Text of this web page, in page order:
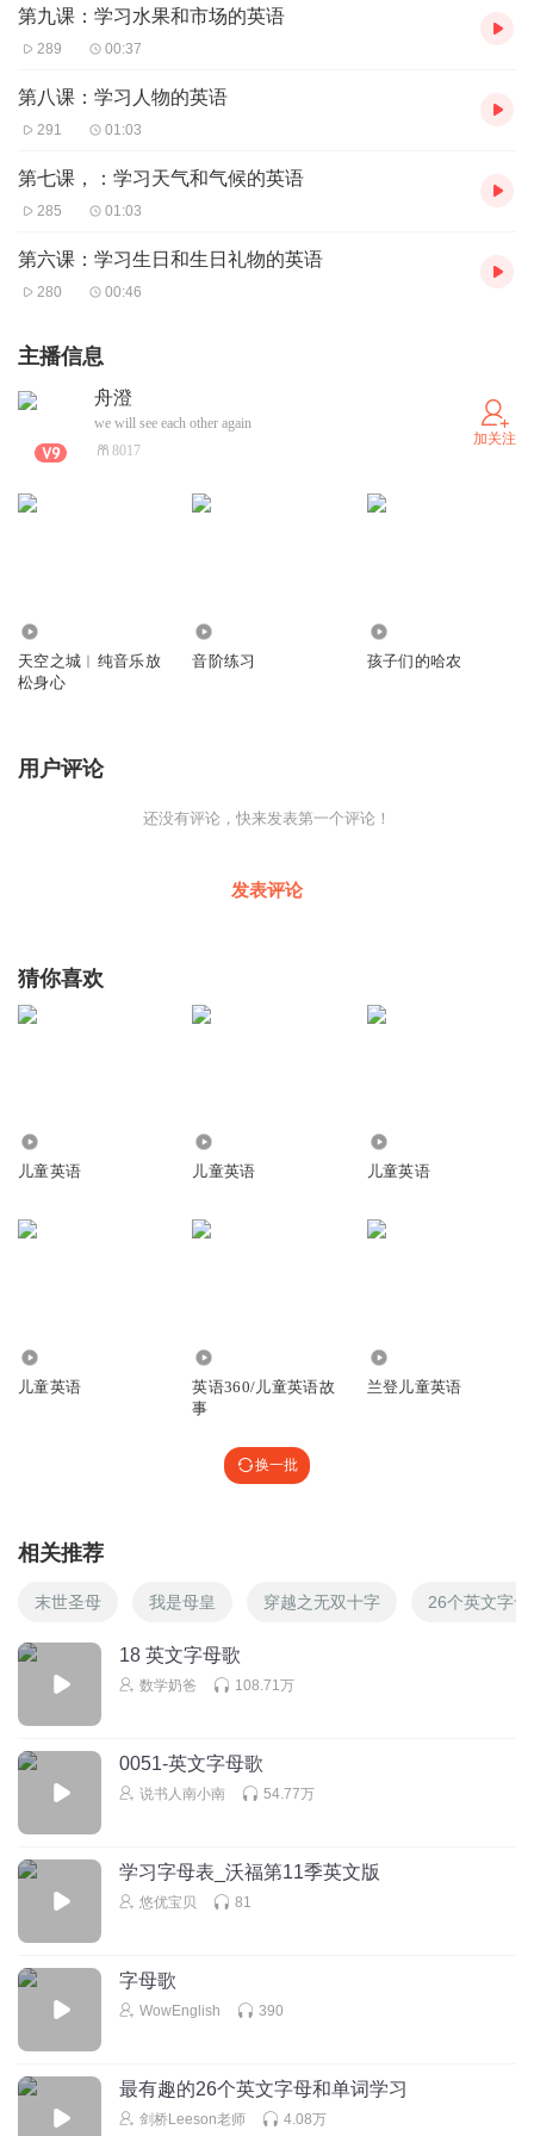
第九课：学习水果和市场的英语
289 00:37
第八课：学习人物的英语
291 01:03
第七课，：学习天气和气候的英语
285 01:03
第六课：学习生日和生日礼物的英语
280 00:46
主播信息
舟澄
we will see each other again
8017
加关注
天空之城︱纯音乐放
松身心
音阶练习 孩子们的哈农
用户评论
还没有评论，快来发表第一个评论！
发表评论
猜你喜欢
儿童英语 儿童英语 儿童英语
儿童英语
英语360/儿童英语故
事
兰登儿童英语
换一批
相关推荐
末世圣母 我是母皇 穿越之无双十字 26个英文字母
18 英文字母歌
数学奶爸 108.71万
0051-英文字母歌
说书人南小南 54.77万
学习字母表_沃福第11季英文版
悠优宝贝 81
字母歌
WowEnglish 390
最有趣的26个英文字母和单词学习
剑桥Leeson老师 4.08万